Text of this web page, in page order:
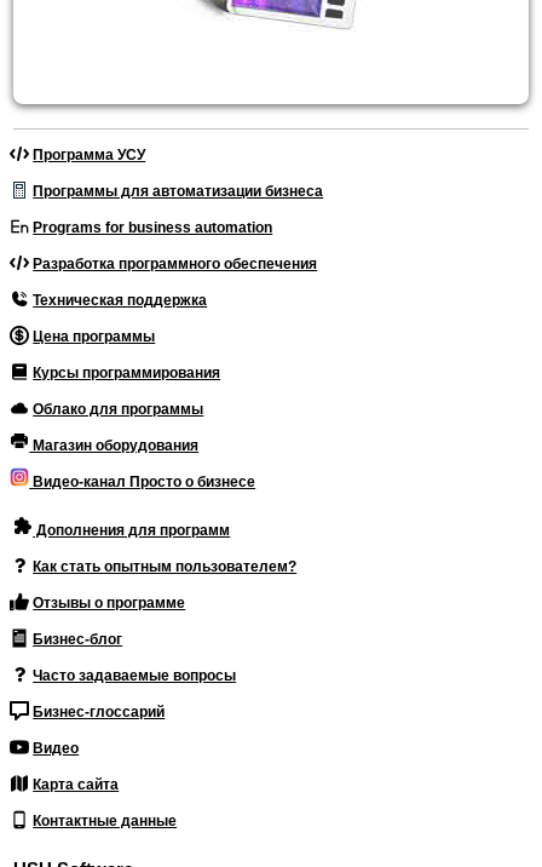
Программа УСУ
Программы для автоматизации бизнеса
Programs for business automation
Разработка программного обеспечения
Техническая поддержка
Цена программы
Курсы программирования
Облако для программы
Магазин оборудования
Видео-канал Просто о бизнесе
Дополнения для программ
Как стать опытным пользователем?
Отзывы о программе
Бизнес-блог
Часто задаваемые вопросы
Бизнес-глоссарий
Видео
Карта сайта
Контактные данные